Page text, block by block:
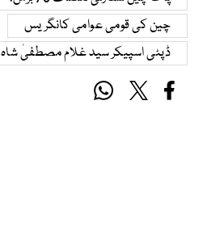
چین کی قومی عوامی کانگریس
ڈپٹی اسپیکر سید غلام مصطفیٰ شاہ